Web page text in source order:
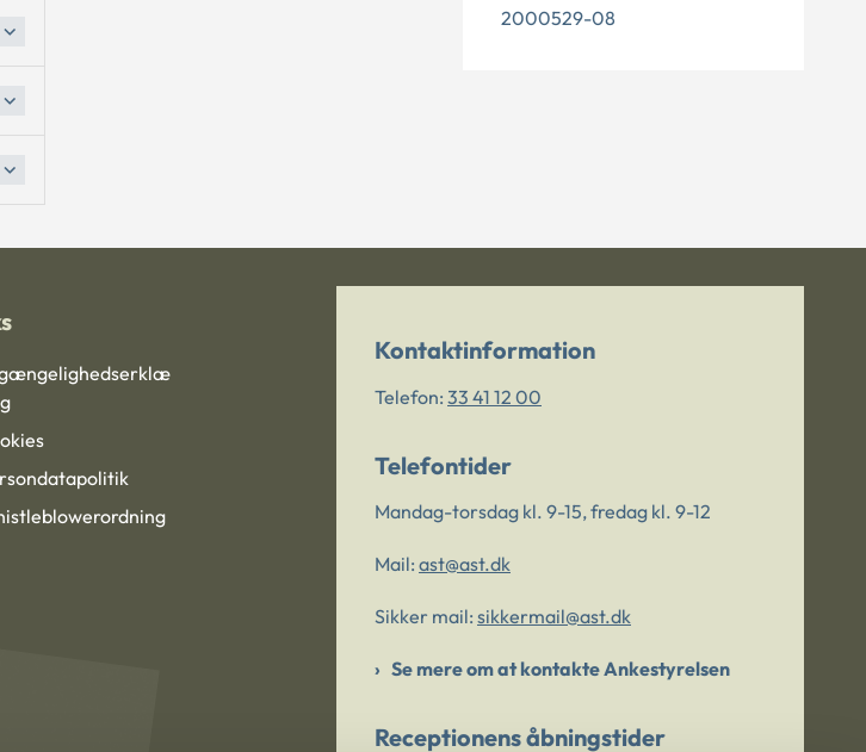
2000529-08
Kontaktinformation
Telefon: 33 41 12 00
Telefontider
Mandag-torsdag kl. 9-15, fredag kl. 9-12
Mail: ast@ast.dk
Sikker mail: sikkermail@ast.dk
Se mere om at kontakte Ankestyrelsen
Receptionens åbningstider